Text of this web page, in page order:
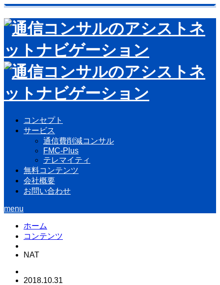
コンセプト
サービス
通信費削減コンサル
FMC-Plus
テレマイティ
無料コンテンツ
会社概要
お問い合わせ
menu
ホーム
コンテンツ
NAT
2018.10.31